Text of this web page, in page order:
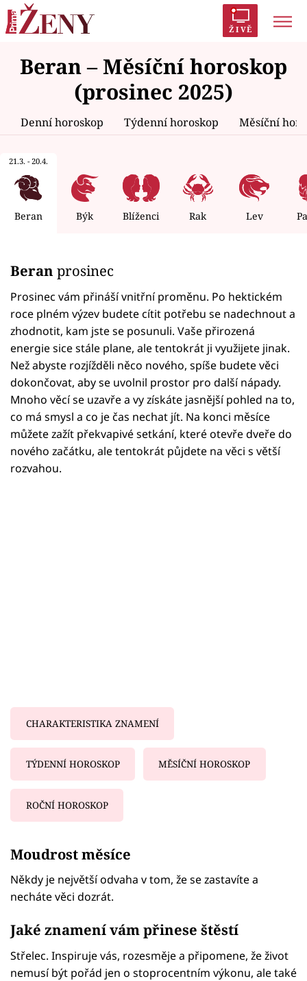
ŽIVĚ
Trendy: Polabí Inspekce Prostřeno!
AYTO?
Zrádci Proměny
Témata
Celebrity
Seriály
Horoskopy
Sledujte prima+
Filmový festival Karlovy Vary
Pořady
Mámy sobě
Beran – Měsíční horoskop
(prosinec 2025)
Denní horoskop Týdenní horoskop Měsíční
21.3. - 20.4.
Beran Býk Blíženci Rak Lev
Beran prosinec
Prosinec vám přináší vnitřní proměnu. Po hektickém
roce plném výzev budete cítit potřebu se nadechnout a
zhodnotit, kam jste se posunuli. Vaše přirozená
energie sice stále plane, ale tentokrát ji využijete jinak.
Než abyste rozjížděli něco nového, spíše budete věci
dokončovat, aby se uvolnil prostor pro další nápady.
Mnoho věcí se uzavře a vy získáte jasnější pohled na to,
co má smysl a co je čas nechat jít. Na konci měsíce
můžete zažít překvapivé setkání, které otevře dveře do
nového začátku, ale tentokrát půjdete na věci s větší
rozvahou.
CHARAKTERISTIKA ZNAMENÍ
TÝDENNÍ HOROSKOP MĚSÍČNÍ HOROSKOP
ROČNÍ HOROSKOP
Moudrost měsíce
Někdy je největší odvaha v tom, že se zastavíte a
necháte věci dozrát.
Jaké znamení vám přinese štěstí
Střelec. Inspiruje vás, rozesměje a připomene, že život
nemusí být pořád jen o stoprocentním výkonu, ale také